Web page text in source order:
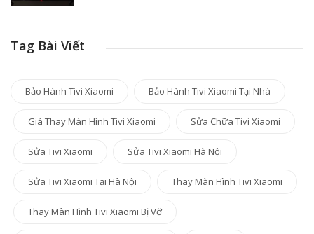
Tag Bài Viết
Bảo Hành Tivi Xiaomi Bảo Hành Tivi Xiaomi Tại Nhà
Giá Thay Màn Hình Tivi Xiaomi Sửa Chữa Tivi Xiaomi
Sửa Tivi Xiaomi Sửa Tivi Xiaomi Hà Nội
Sửa Tivi Xiaomi Tại Hà Nội Thay Màn Hình Tivi Xiaomi
Thay Màn Hình Tivi Xiaomi Bị Vỡ